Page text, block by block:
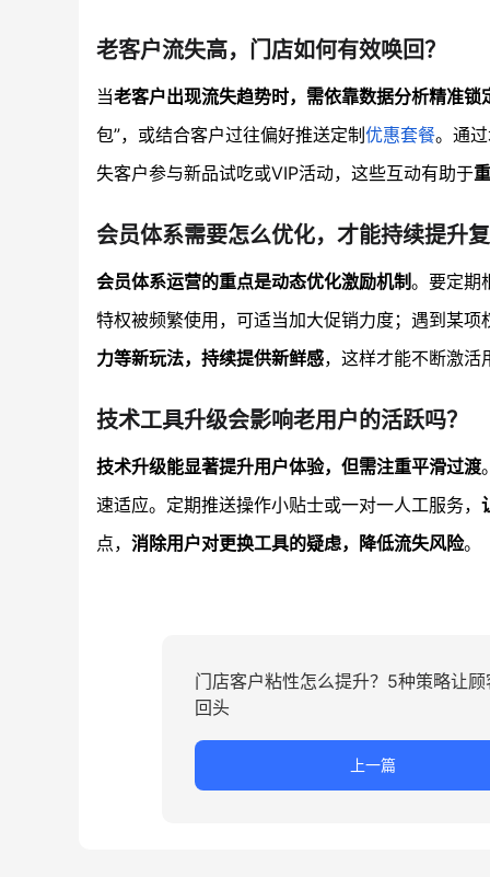
老客户流失高，门店如何有效唤回？
当老客户出现流失趋势时，需依靠数据分析精准锁
包”，或结合客户过往偏好推送定制优惠套餐。通
失客户参与新品试吃或VIP活动，这些互动有助于
会员体系需要怎么优化，才能持续提升
会员体系运营的重点是动态优化激励机制。要定期
特权被频繁使用，可适当加大促销力度；遇到某
力等新玩法，持续提供新鲜感，这样才能不断激活
技术工具升级会影响老用户的活跃吗？
技术升级能显著提升用户体验，但需注重平滑过渡
速适应。定期推送操作小贴士或一对一人工服务，
点， 消除用户对更换工具的疑虑，降低流失风险。
门店客户粘性怎么提升？5种策略让
回头
上一篇